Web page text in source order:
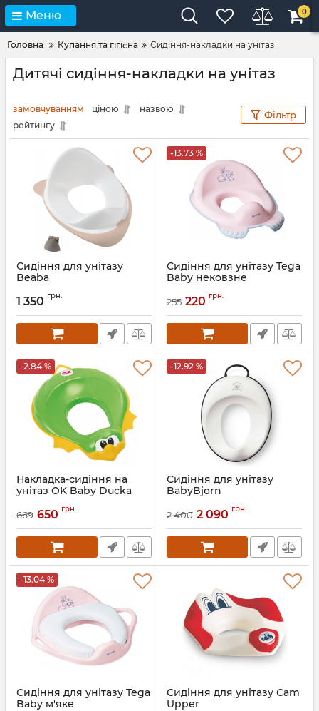
Меню 0
Головна Купання та гігієна Сидіння-накладки на унітаз
Дитячі сидіння-накладки на унітаз
замовчуванням ціною
назвою
рейтингу
Фільтр
Сидіння для унітазу
Beaba
1 350 грн.
-13.73 %
Сидіння для унітазу Tega
Baby нековзне
255 220 грн.
-2.84 %
Накладка-сидіння на
унітаз OK Baby Ducka
669 650 грн.
-12.92 %
Сидіння для унітазу
BabyBjorn
2 400 2 090 грн.
-13.04 %
Сидіння для унітазу Tega
Baby м'яке
Сидіння для унітазу Cam
Upper